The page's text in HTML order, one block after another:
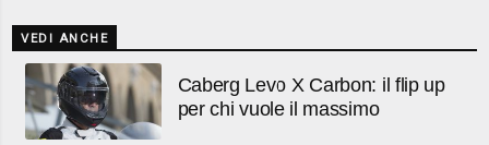
VEDI ANCHE
Caberg Levo X Carbon: il flip up
per chi vuole il massimo